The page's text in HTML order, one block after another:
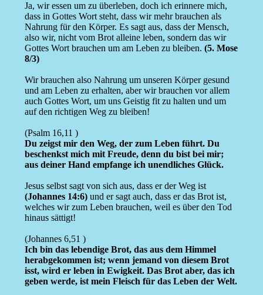
Ja, wir essen um zu überleben, doch ich erinnere mich,
dass in Gottes Wort steht, dass wir mehr brauchen als
Nahrung für den Körper. Es sagt aus, dass der Mensch,
also wir, nicht vom Brot alleine leben, sondern das wir
Gottes Wort brauchen um am Leben zu bleiben. (5. Mose
8/3)
Wir brauchen also Nahrung um unseren Körper gesund
und am Leben zu erhalten, aber wir brauchen vor allem
auch Gottes Wort, um uns Geistig fit zu halten und um
auf den richtigen Weg zu bleiben!
(Psalm 16,11 )
Du zeigst mir den Weg, der zum Leben führt. Du
beschenkst mich mit Freude, denn du bist bei mir;
aus deiner Hand empfange ich unendliches Glück.
Jesus selbst sagt von sich aus, dass er der Weg ist
(Johannes 14:6)und er sagt auch, dass er das Brot ist,
welches wir zum Leben brauchen, weil es über den Tod
hinaus sättigt!
(Johannes 6,51 )
Ich bin das lebendige Brot, das aus dem Himmel
herabgekommen ist; wenn jemand von diesem Brot
isst, wird er leben in Ewigkeit. Das Brot aber, das ich
geben werde, ist mein Fleisch für das Leben der Welt.